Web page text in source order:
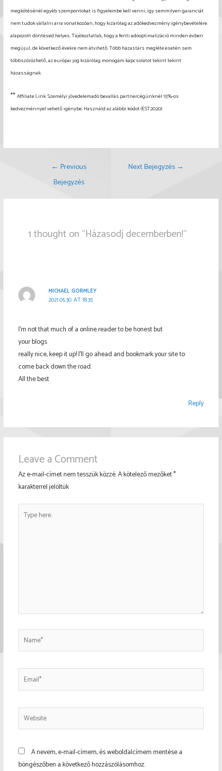
megkötésénél egyéb szempontokat is figyelembe kell venni, így semmilyen garanciát
nem tudok vállalni arra vonatkozóan, hogy kizárólag az adókedvezmény igénybevételére
alapozott döntésed helyes. Tájékoztatlak, hogy a fenti adóoptimalizáció minden évben
megújul, de következő évekre nem átvihető. Több házastárs megléte esetén sem
többszörözhető, az európai jog kizárólag monogám kapcsolatot tekint tekint
házasságnak.
**Affiliate Link: Személyi jövedelemadó bevallás partnercégünknél 15%-os
kedvezménnyel vehető igénybe. Használd az alábbi kódot(EST2020)
Bejegyzés← Previous
Bejegyzés
Next Bejegyzés →
1 thought on “Házasodj decemberben!”
MICHAEL GORMLEY
2021.05.30. AT 18:35
I’m not that much of a online reader to be honest but
your blogs
really nice, keep it up! I’ll go ahead and bookmark your site to
come back down the road.
All the best
Reply
Leave a Comment
Az e-mail-címet nem tesszük közzé.A kötelező mezőket*
karakterrel jelöltük
here..
Name*
Email*
Website
A nevem, e-mail-címem, és weboldalcímem mentése a
böngészőben a következő hozzászólásomhoz.